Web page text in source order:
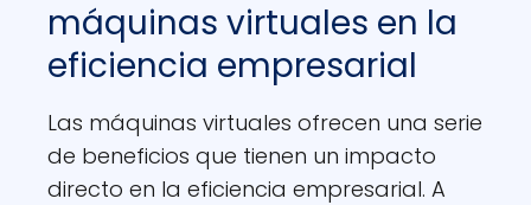
máquinas virtuales en la
eficiencia empresarial
Las máquinas virtuales ofrecen una serie
de beneficios que tienen un impacto
directo en la eficiencia empresarial. A